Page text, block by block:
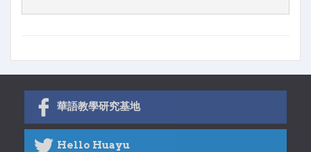
華語教學研究基地
Hello Huayu